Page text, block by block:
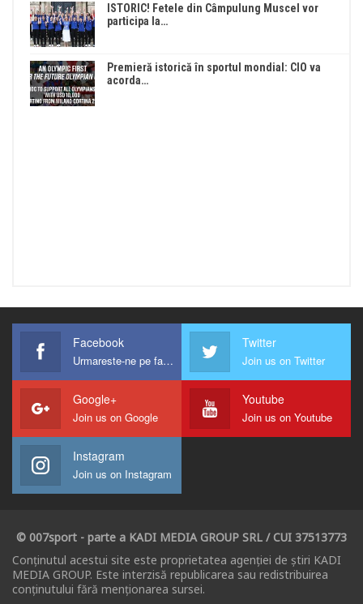
ISTORIC! Fetele din Câmpulung Muscel vor
participa la…
Premieră istorică în sportul mondial: CIO va
acorda…
Facebook
Urmareste-ne pe facebook !
Twitter
Join us on Twitter
Google+
Join us on Google
Youtube
Join us on Youtube
Instagram
Join us on Instagram
© 007sport - parte a KADI MEDIA GROUP SRL / CUI 37513773
Conținutul acestui site este proprietatea agenției de știri KADI
MEDIA GROUP. Este interzisă republicarea sau redistribuirea
conținutului fără menționarea sursei.